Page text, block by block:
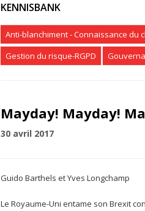
KENNISBANK
Anti-blanchiment - Connaissance du
Gestion du risque-RGPD
Mayday! Mayday!
30 avril 2017
Guido Barthels et Yves Longchamp
Le Royaume-Uni entame son Brexit